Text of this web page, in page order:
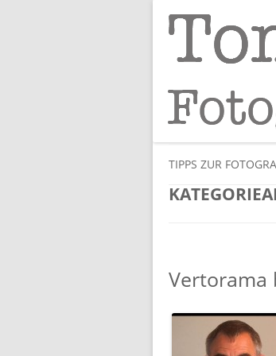
Tom!
Tipps und Tricks und
TIPPS ZUR
Vertorama